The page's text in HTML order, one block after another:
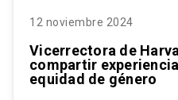
12 noviembre 2024
Vicerrectora de
compartir
equidad de género